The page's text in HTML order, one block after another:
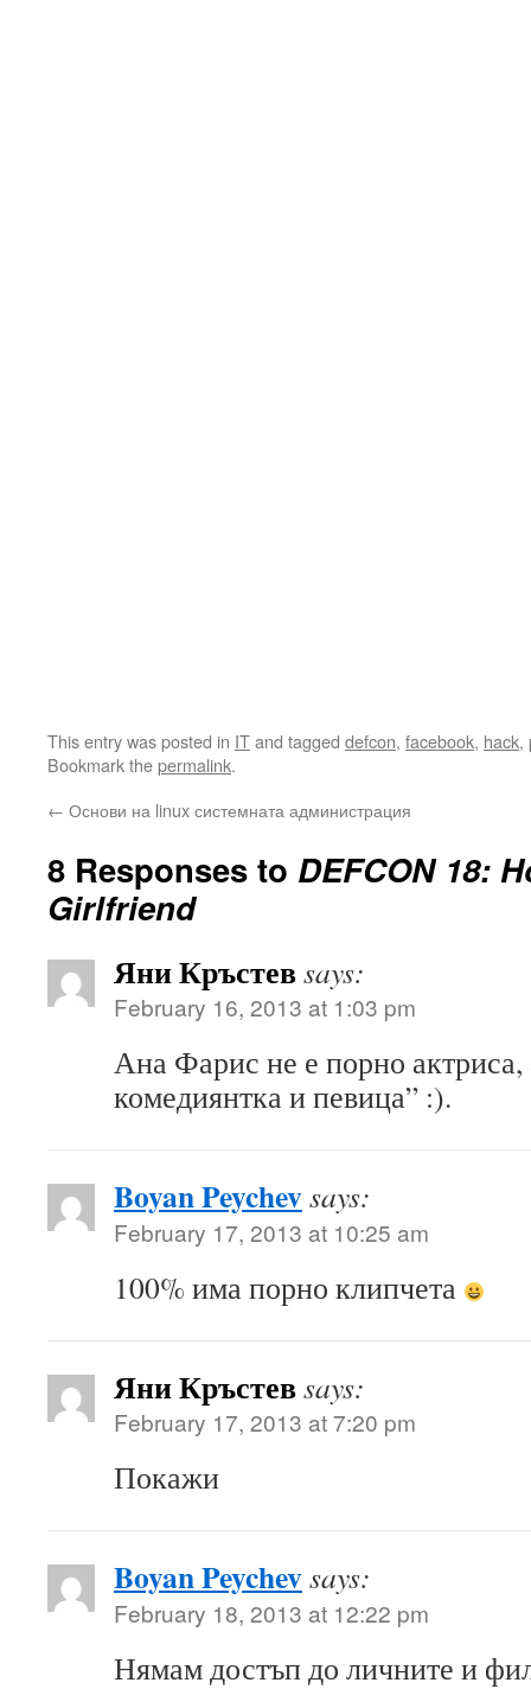
This entry was posted in ITand tagged defcon, facebook, hack,
Bookmark thepermalink.
← Основи на linux системната администрация
8 Responses to DEFCON 18:
Girlfriend
Яни Кръстевsays:
February 16, 2013 at 1:03 pm
Ана Фарис не е порно актриса,
комедиянтка и певица” :).
Boyan Peychevsays:
February 17, 2013 at 10:25 am
100% има порно клипчета
Яни Кръстевsays:
February 17, 2013 at 7:20 pm
Покажи
Boyan Peychevsays:
February 18, 2013 at 12:22 pm
Нямам достъп до личните и